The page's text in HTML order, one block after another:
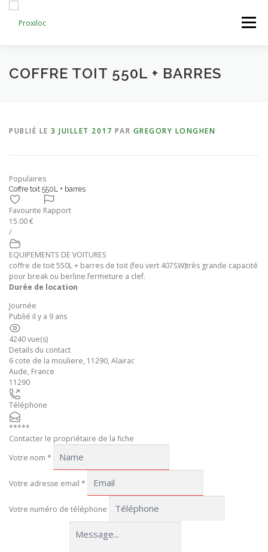
contenu
Menu
CATEGORIES AJOUTER UNE ANNONCE
COFFRE TOIT 550L + BARRES
PUBLIÉ LE 3 JUILLET 2017 PAR GREGORY LONGHEN
Populaires
Coffre toit 550L + barres
Favourite Rapport
15.00 €
/
EQUIPEMENTS DE VOITURES
coffre de toit 550L + barres de toit (feu vert 407SW)très grande capacité
pour break ou berline.fermeture a clef.
Durée de location
Journée
Publié il y a 9 ans
4240 vue(s)
Details du contact
6 cote de la mouliere, 11290, Alairac
Aude, France
11290
Téléphone
*****
Contacter le propriétaire de la fiche
Votre nom *
Votre adresse email *
Votre numéro de téléphone